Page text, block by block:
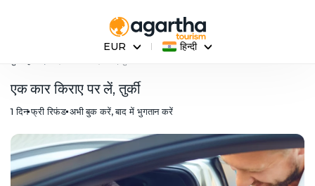
EUR हिन्दी
एक कार किराए पर लें, तुर्की
1 दिन फ्री रिफंड अभी बुक करें, बाद में भुगतान करें